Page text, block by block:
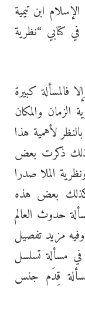
ابن تيمية
كتابي “نظرية
فالمسألة كبيرة
والمكان
لأهمية هذا
ذكرت بعض
الملا صدرا
بعض هذه
حدوث العالم
وفيه مزيد تفصيل
مسألة تسلسل
قِدَم جنس